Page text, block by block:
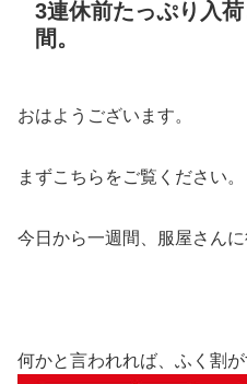
3連休前たっぷり入
間。
おはようございます。
まずこちらをご覧ください。
今日から一週間、服屋さん
何かと言われれば、ふく割が